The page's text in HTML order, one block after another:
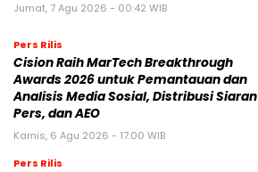
Jumat, 7 Agu 2026 - 00:42 WIB
Pers Rilis
Cision Raih MarTech Breakthrough
Awards 2026 untuk Pemantauan dan
Analisis Media Sosial, Distribusi Siaran
Pers, dan AEO
Kamis, 6 Agu 2026 - 17:00 WIB
Pers Rilis